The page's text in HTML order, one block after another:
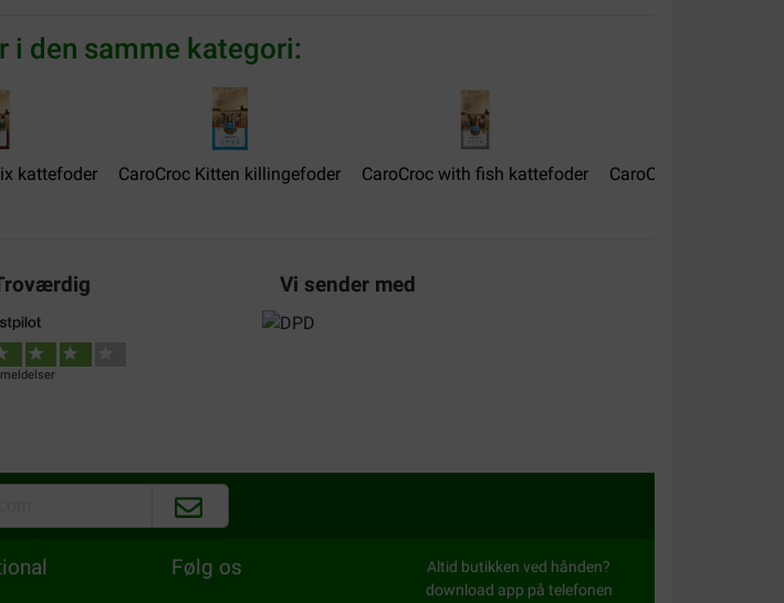
de vis brokjes van Caracroc, 2e keus was de senioren brokjes. Ze worden
volgend jaar senioren. De 3e brokjes, de mix van caracroc lieten ze staan .
Jammer want ze moeten die eerst opmaken!!! Het duurde een paar dagen
voordat ze dat door hadden. Nu eten ze heerlijk van de vis brokjes.
26-02-2024
Kvalitet:
Translate to English
i den samme kategori:
kattefoder CaroCroc Kitten killingefoder CaroCroc with fish kattefoder CaroCroc Indoor
Vi sender med
Følg os
Altid butikken ved hånden?
download app på telefonen